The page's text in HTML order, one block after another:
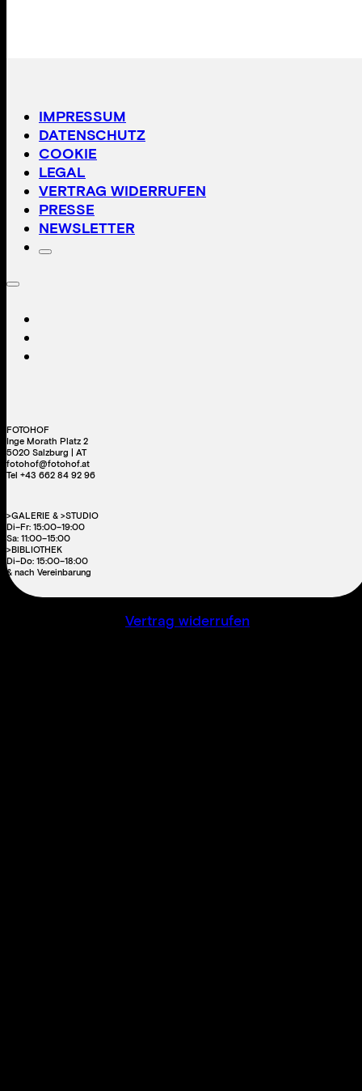
IMPRESSUM
DATENSCHUTZ
COOKIE
LEGAL
VERTRAG WIDERRUFEN
PRESSE
NEWSLETTER
FOTOHOF
Inge Morath Platz 2
5020 Salzburg | AT
fotohof@fotohof.at
Tel +43 662 84 92 96
>GALERIE & >STUDIO
Di–Fr: 15:00–19:00
Sa: 11:00–15:00
>BIBLIOTHEK
Di–Do: 15:00–18:00
& nach Vereinbarung
Vertrag widerrufen